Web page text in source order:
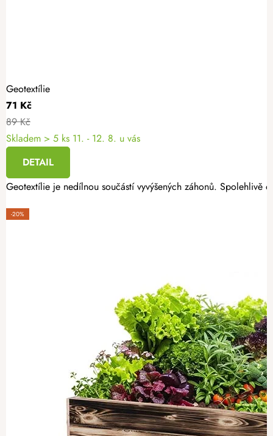
Geotextílie
71 Kč
89 Kč
Skladem > 5 ks 11. - 12. 8. u vás
DETAIL
Geotextílie je nedílnou součástí vyvýšených záhonů.
-20%